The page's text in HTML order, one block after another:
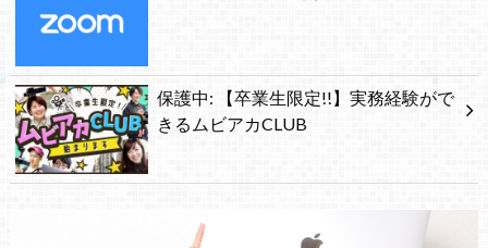
保護中: 【卒業生限定!!】実務経験がで
きるムビアカCLUB